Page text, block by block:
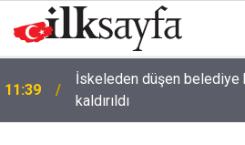
11:39
İskeleden düşen belediye
kaldırıldı